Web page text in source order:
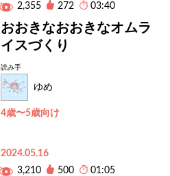
2,355
272 03:40
おおきなおおきなオムラ
イスづくり
読み手
ゆめ
4歳〜5歳向け
2024.05.16
3,210
500 01:05